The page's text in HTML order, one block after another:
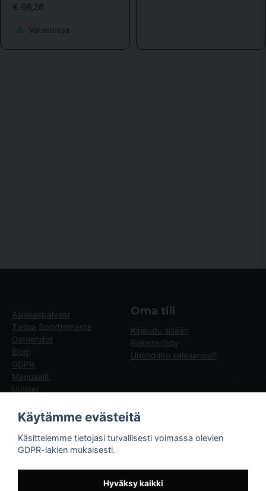
€ 66,26
Varastossa
Asiakaspalvelu
Tietoa Sporttemasta
Ostoehdot
Blogi
GDPR
Manuaalit
Uutiset
Oma tili
Kirjaudu sisään
Rekisteröidy
Unohditko salasanasi?
Sporttema
Drottninggatan 47
Käytämme evästeitä
Käsittelemme tietojasi turvallisesti voimassa olevien
GDPR-lakien mukaisesti.
Hyväksy kaikki